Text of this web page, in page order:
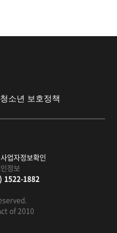
청소년 보호정책
사업자정보확인
정보
1522-1882
of 2010